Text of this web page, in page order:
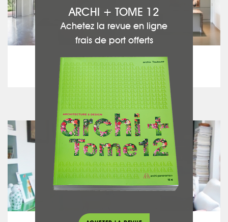
Le loft
voir le projet
Patrimoine historique
ARCHI + TOME 12
Achetez la revue en ligne
frais de port offerts